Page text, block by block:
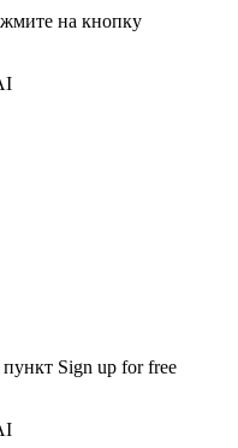
на кнопку
Sign up for free